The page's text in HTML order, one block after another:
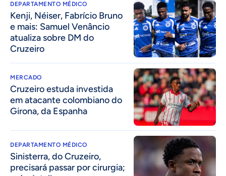
DEPARTAMENTO MÉDICO
Kenji, Néiser, Fabrício Bruno
e mais: Samuel Venâncio
atualiza sobre DM do
Cruzeiro
MERCADO
Cruzeiro estuda investida
em atacante colombiano do
Girona, da Espanha
DEPARTAMENTO MÉDICO
Sinisterra, do Cruzeiro,
precisará passar por cirurgia;